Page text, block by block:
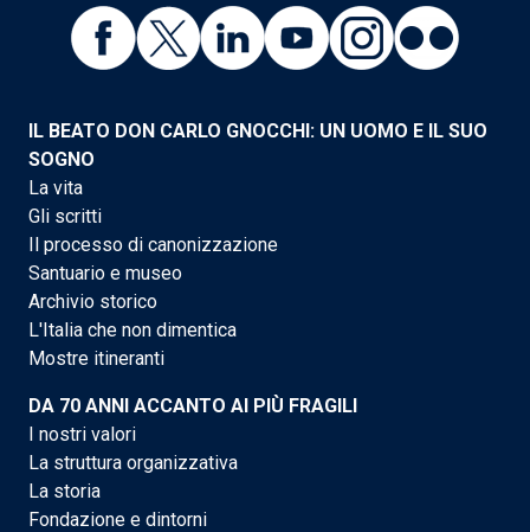
IL BEATO DON CARLO GNOCCHI: UN UOMO E IL SUO
SOGNO
La vita
Gli scritti
Il processo di canonizzazione
Santuario e museo
Archivio storico
L'Italia che non dimentica
Mostre itineranti
DA 70 ANNI ACCANTO AI PIÙ FRAGILI
I nostri valori
La struttura organizzativa
La storia
Fondazione e dintorni